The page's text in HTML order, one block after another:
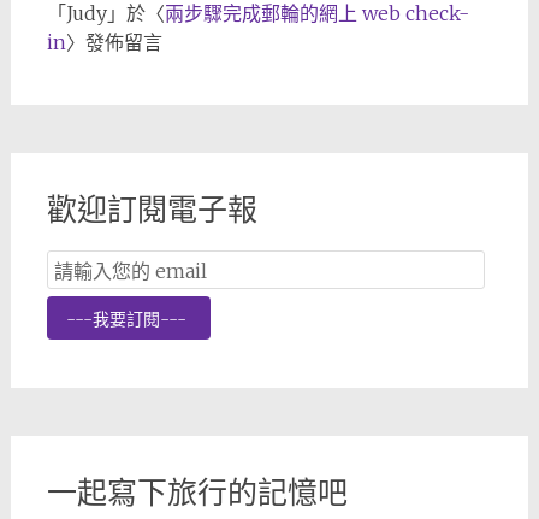
「 Judy」於〈兩步驟完成郵輪的網上 web check-
in〉發佈留言
歡迎訂閱電子報
Email
Subscription
---我要訂閱---
一起寫下旅行的記憶吧